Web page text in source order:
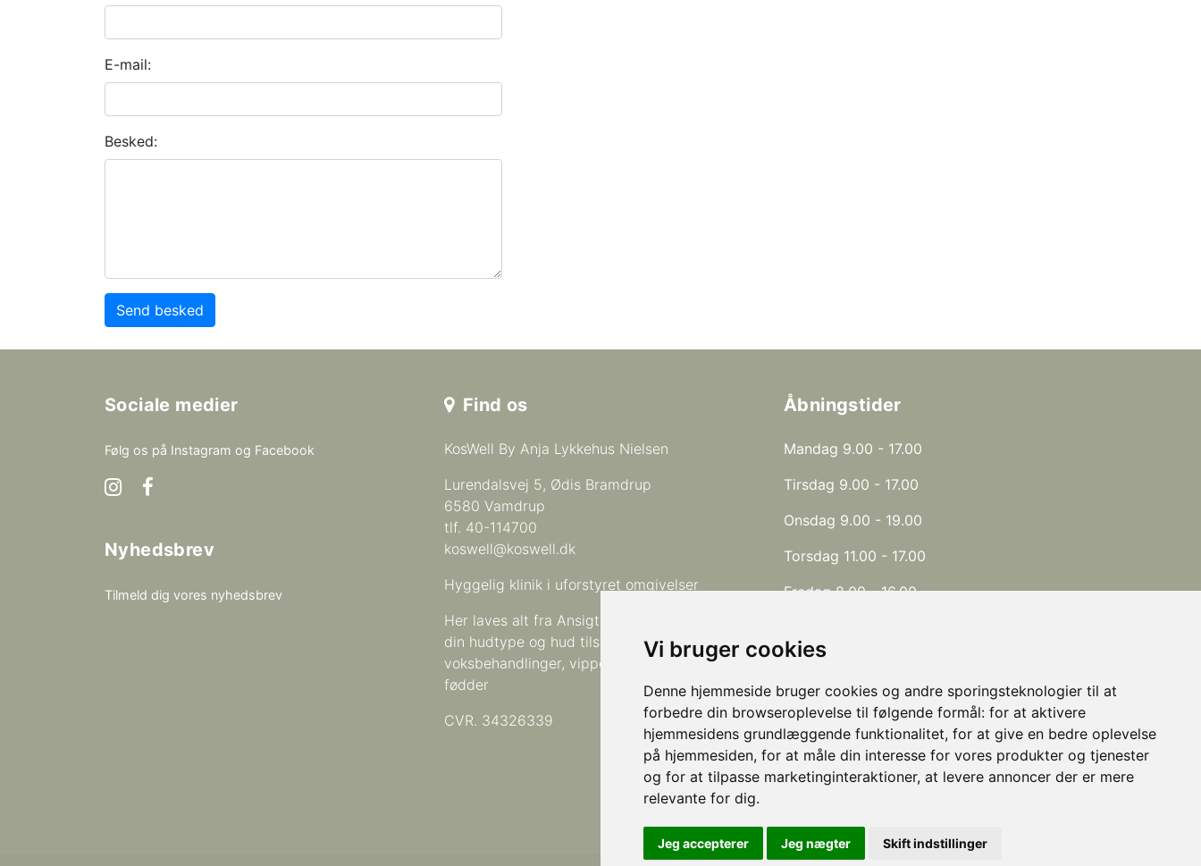
Vi bruger cookies
Denne hjemmeside bruger cookies og andre sporingsteknologier til at
forbedre din browseroplevelse til følgende formål: for at aktivere
hjemmesidens grundlæggende funktionalitet, for at give en bedre oplevelse
på hjemmesiden, for at måle din interesse for vores produkter og tjenester
og for at tilpasse marketinginteraktioner, at levere annoncer der er mere
relevante for dig.
Jeg accepterer Jeg nægter Skift indstillinger
E-mail:
Besked:
Send besked
Sociale medier
Følg os på Instagram og Facebook
Nyhedsbrev
Tilmeld dig vores nyhedsbrev
Find os
KosWell By Anja Lykkehus Nielsen
Lurendalsvej 5, Ødis Bramdrup
6580 Vamdrup
tlf. 40-114700
koswell@koswell.dk
Hyggelig klinik i uforstyret omgivelser
Her laves alt fra Ansigtsbehandlinger tilpasset
din hudtype og hud tilstand,
voksbehandlinger, vipper & bryn, hænder og
fødder
CVR. 34326339
Åbningstider
Mandag 9.00 - 17.00
Tirsdag 9.00 - 17.00
Onsdag 9.00 - 19.00
Torsdag 11.00 - 17.00
Fredag 8.00 - 16.00
Vil du hellere på et andet tidspunkt? Eller er
der ikke tid nok til dine behandlinger? Så
send en forespørgsel på 40 11 47 00.
Arrangementer kan altid aftales, send en SMS
på 40114700 eller mail på
koswell@koswell.dk